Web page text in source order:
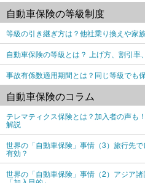
自動車保険の等級制度
等級の引き継ぎ方は？他社乗り換えや家
自動車保険の等級とは？ 上げ方、割引率
事故有係数適用期間とは？同じ等級でも
自動車保険のコラム
テレマティクス保険とは？加入者の声も
解説
世界の「自動車保険」事情（3）旅行先
有効？
世界の「自動車保険」事情（2）アジア